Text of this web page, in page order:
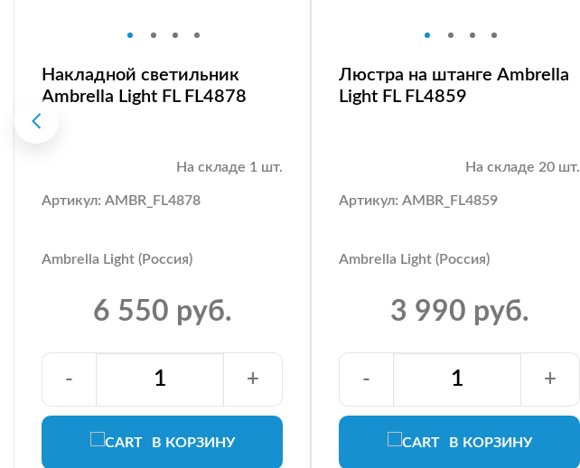
Накладной светильник
Ambrella Light FL FL4878
На складе 1 шт.
Артикул: AMBR_FL4878
Ambrella Light (Россия)
6 550 руб.
В КОРЗИНУ
- +
Люстра на штанге Ambrella
Light FL FL4859
На складе 20 шт.
Артикул: AMBR_FL4859
Ambrella Light (Россия)
3 990 руб.
В КОРЗИНУ
- +